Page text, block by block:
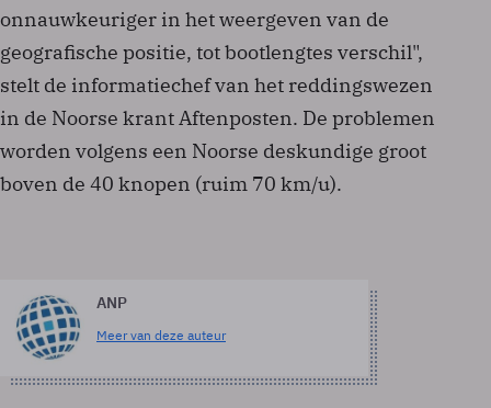
onnauwkeuriger in het weergeven van de
geografische positie, tot bootlengtes verschil",
stelt de informatiechef van het reddingswezen
in de Noorse krant Aftenposten. De problemen
worden volgens een Noorse deskundige groot
boven de 40 knopen (ruim 70 km/u).
ANP
Meer van deze auteur